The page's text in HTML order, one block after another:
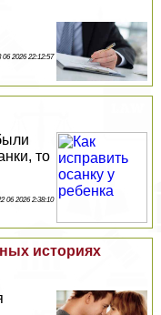
06 2026 22:12:57
то
06 2026 2:38:10
историях